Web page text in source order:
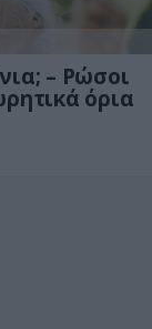
– Ρώσοι
όρια